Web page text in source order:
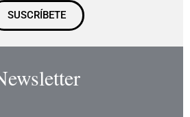
SUSCRÍBETE